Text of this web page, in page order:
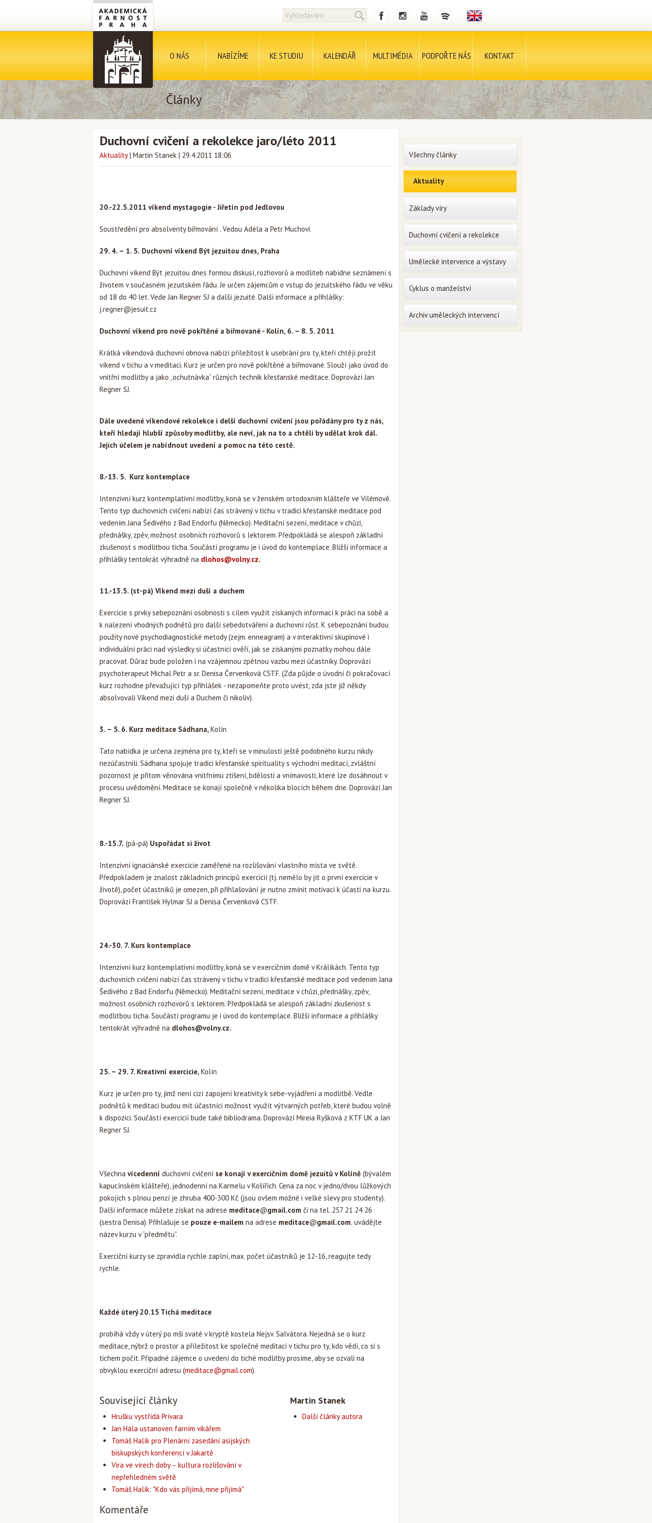
O NÁS NABÍZÍME KE STUDIU KALENDÁŘ MULTIMÉDIA PODPOŘTE NÁS KONTAKT
Články
Duchovní cvičení a rekolekce jaro/léto 2011
Aktuality | Martin Stanek | 29.4.2011 18:06
20.-22.5.2011 víkend mystagogie - Jiřetín pod Jedlovou
Soustředění pro absolventy biřmování . Vedou Adéla a Petr Muchovi.
29. 4. – 1. 5. Duchovní víkend Být jezuitou dnes, Praha
Duchovní víkend Být jezuitou dnes formou diskusí, rozhovorů a modliteb nabídne seznámení s
životem v současném jezuitském řádu. Je určen zájemcům o vstup do jezuitského řádu ve věku
od 18 do 40 let. Vede Jan Regner SJ a další jezuité. Další informace a přihlášky:
j.regner@jesuit.cz
Duchovní víkend pro nově pokřtěné a biřmované - Kolín, 6. – 8. 5. 2011
Krátká víkendová duchovní obnova nabízí příležitost k usebrání pro ty, kteří chtějí prožít
víkend v tichu a v meditaci. Kurz je určen pro nově pokřtěné a biřmované. Slouží jako úvod do
vnitřní modlitby a jako „ochutnávka“ různých technik křesťanské meditace. Doprovází Jan
Regner SJ.
Dále uvedené víkendové rekolekce i delší duchovní cvičení jsou pořádány pro ty z nás,
kteří hledají hlubší způsoby modlitby, ale neví, jak na to a chtěli by udělat krok dál.
Jejich účelem je nabídnout uvedení a pomoc na této cestě.
8.-13. 5. Kurz kontemplace
Intenzivní kurz kontemplativní modlitby, koná se v ženském ortodoxním klášteře ve Vilémově.
Tento typ duchovních cvičení nabízí čas strávený v tichu v tradici křesťanské meditace pod
vedením Jana Šedivého z Bad Endorfu (Německo). Meditační sezení, meditace v chůzi,
přednášky, zpěv, možnost osobních rozhovorů s lektorem. Předpokládá se alespoň základní
zkušenost s modlitbou ticha. Součástí programu je i úvod do kontemplace. Bližší informace a
přihlášky tentokrát výhradně na dlohos@volny.cz.
11.-13.5. (st-pá) Víkend mezi duší a duchem
Exercicie s prvky sebepoznání osobnosti s cílem využít získaných informací k práci na sobě a
k nalezení vhodných podnětů pro další sebedotváření a duchovní růst. K sebepoznání budou
použity nové psychodiagnostické metody (zejm. enneagram) a v interaktivní skupinové i
individuální práci nad výsledky si účastníci ověří, jak se získanými poznatky mohou dále
pracovat. Důraz bude položen i na vzájemnou zpětnou vazbu mezi účastníky. Doprovází
psychoterapeut Michal Petr a sr. Denisa Červenková CSTF. (Zda půjde o úvodní či pokračovací
kurz rozhodne převažující typ přihlášek - nezapomeňte proto uvést, zda jste již někdy
absolvovali Víkend mezi duší a Duchem či nikoliv).
3. – 5. 6. Kurz meditace Sádhana, Kolín
Tato nabídka je určena zejména pro ty, kteří se v minulosti ještě podobného kurzu nikdy
nezúčastnili. Sádhana spojuje tradici křesťanské spirituality s východní meditací, zvláštní
pozornost je přitom věnována vnitřnímu ztišení, bdělosti a vnímavosti, které lze dosáhnout v
procesu uvědomění. Meditace se konají společně v několika blocích během dne. Doprovází Jan
Regner SJ.
8.-15.7. (pá-pá) Uspořádat si život
Intenzivní ignaciánské exercicie zaměřené na rozlišování vlastního místa ve světě.
Předpokladem je znalost základních principů exercicií (tj. nemělo by jít o první exercicie v
životě), počet účastníků je omezen, při přihlašování je nutno zmínit motivaci k účasti na kurzu.
Doprovází František Hylmar SJ a Denisa Červenková CSTF.
24.-30. 7. Kurs kontemplace
Intenzivní kurz kontemplativní modlitby, koná se v exercičním domě v Králíkách. Tento typ
duchovních cvičení nabízí čas strávený v tichu v tradici křesťanské meditace pod vedením Jana
Šedivého z Bad Endorfu (Německo). Meditační sezení, meditace v chůzi, přednášky, zpěv,
možnost osobních rozhovorů s lektorem. Předpokládá se alespoň základní zkušenost s
modlitbou ticha. Součástí programu je i úvod do kontemplace. Bližší informace a přihlášky
tentokrát výhradně na dlohos@volny.cz.
25. – 29. 7. Kreativní exercicie, Kolín
Kurz je určen pro ty, jimž není cizí zapojení kreativity k sebe-vyjádření a modlitbě. Vedle
podnětů k meditaci budou mít účastníci možnost využít výtvarných potřeb, které budou volně
k dispozici. Součástí exercicií bude také bibliodrama. Doprovází Mireia Ryšková z KTF UK a Jan
Regner SJ.
Všechna vícedenní duchovní cvičení se konají v exercičním domě jezuitů v Kolíně (bývalém
kapucínském klášteře), jednodenní na Karmelu v Košířích. Cena za noc v jedno/dvou lůžkových
pokojích s plnou penzí je zhruba 400-300 Kč (jsou ovšem možné i velké slevy pro studenty).
Další informace můžete získat na adrese meditace@gmail.com či na tel. 257 21 24 26
(sestra Denisa). Přihlašuje se pouze e-mailem na adrese meditace@gmail.com, uvádějte
název kurzu v “předmětu”.
Exerciční kurzy se zpravidla rychle zaplní, max. počet účastníků je 12-16, reagujte tedy
rychle.
Každé úterý 20.15 Tichá meditace
probíhá vždy v úterý po mši svaté v kryptě kostela Nejsv. Salvátora. Nejedná se o kurz
meditace, nýbrž o prostor a příležitost ke společné meditaci v tichu pro ty, kdo vědí, co si s
tichem počít. Případné zájemce o uvedení do tiché modlitby prosíme, aby se ozvali na
obvyklou exerciční adresu (meditace@gmail.com).
Související články
Hrušku vystřídá Prívara
Jan Hála ustanoven farním vikářem
Tomáš Halík pro Plenární zasedání asijských
biskupských konferencí v Jakartě
Víra ve vírech doby – kultura rozlišování v
nepřehledném světě
Tomáš Halík: "Kdo vás přijímá, mne přijímá"
Martin Stanek
Další články autora
Komentáře
Všechny články
Aktuality
Základy víry
Duchovní cvičení a rekolekce
Umělecké intervence a výstavy
Cyklus o manželství
Archiv uměleckých intervencí